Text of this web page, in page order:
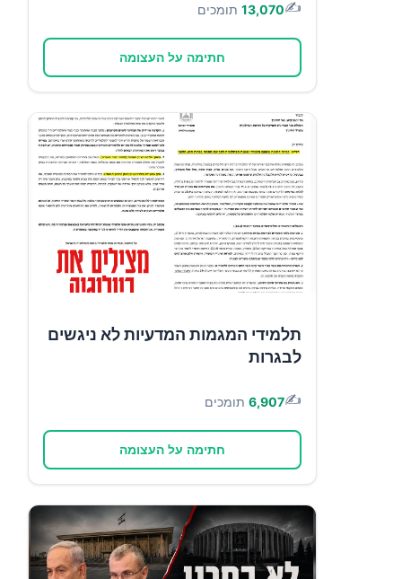
✍️
13,070 תומכים
חתימה על העצומה
תלמידי המגמות המדעיות לא ניגשים
לבגרות
✍️
6,907 תומכים
חתימה על העצומה